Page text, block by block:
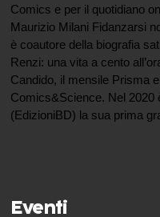
Comics e per il quotidiano
Maurizio Milani Fidanzarsi
è coautore della biografia
Renzi: una vita a cento
Candido, il mensile Prisma
Comics&Science. Nel 2020
(EdizioniBD) la sua prima
Eventi